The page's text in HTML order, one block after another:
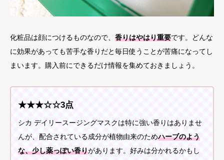
化粧品は顔につけるものなので、 香りはやはり重要です。どんな
に効果があっても苦手な香りだと毎日使うことが苦痛になってし
まいます。購入前にできるだけ情報を集めておきましょう。
★★★☆☆3点
シカ デイリースージングマスクは特に強い香りはありませ
んが、配合されている成分が植物由来のためハーブのよう
な、少し薬っぽい香りがあります。好みは分かれるかもし